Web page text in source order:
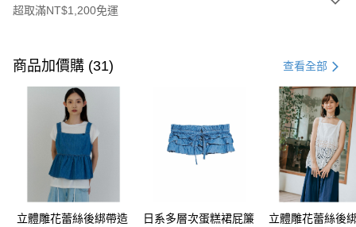
超取滿NT$1,200免運
信用卡一次付款
超商取貨付款
LINE Pay
Apple Pay
街口支付
悠遊付
商品加價購 (31) 查看全部
立體雕花蕾絲後綁帶造
日系多層次蛋糕裙屁簾
立體雕花蕾絲後